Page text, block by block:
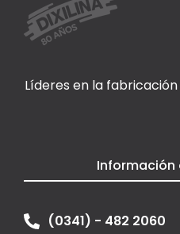
Líderes en la
(0341) - 482 2060